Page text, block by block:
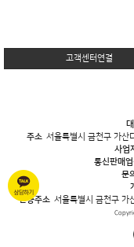
고객센터연결
주소 서울특별시 금천구 가
사업
통신판매
문
반송주소 서울특별시 금천구